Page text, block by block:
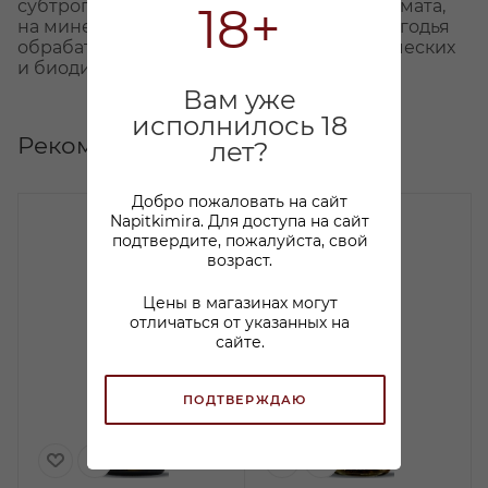
18+
Вам уже
исполнилось 18
лет?
Добро пожаловать на сайт
Napitkimira. Для доступа на сайт
подтвердите, пожалуйста, свой
возраст.
Цены в магазинах могут
отличаться от указанных на
сайте.
ПОДТВЕРЖДАЮ
субтропического влажного и теплого климата,
на минеральных известняковых почвах. Угодья
обрабатываются с применением органических
и биодинамических практик.
Рекомендуем